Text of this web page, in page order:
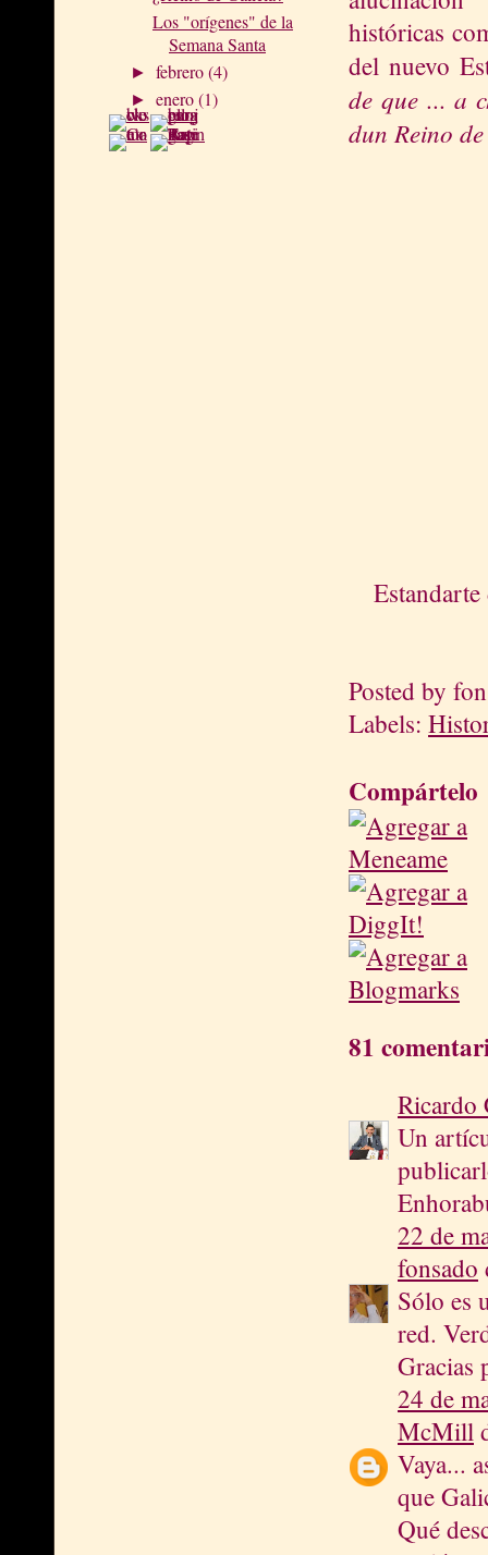
Los "orígenes" de la
Semana Santa
►febrero(4)
►enero(1)
históricas
del nuevo
de que ... a
dun Reino
Posted by
Labels:
Compártelo
81
Ricardo
Un
22 de
fonsado
Sólo es
red.
Gracias
24 de
McMill
Vaya...
que
Qué